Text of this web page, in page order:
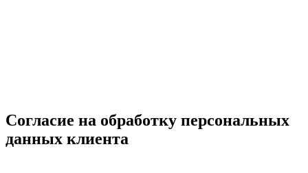
Согласие на обработку персональных
данных клиента